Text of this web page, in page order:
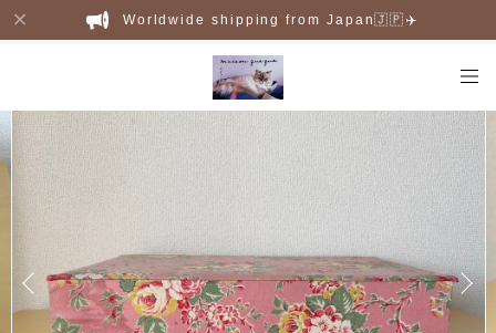
Worldwide shipping from Japan🇯🇵✈️